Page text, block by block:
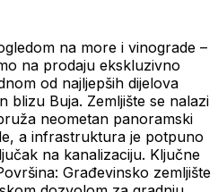
na more i vinograde –
na prodaju ekskluzivno
od najljepših dijelova
blizu Buja. Zemljište se nalazi
neometan panoramski
a infrastruktura je potpuno
na kanalizaciju. Ključne
Građevinsko zemljište